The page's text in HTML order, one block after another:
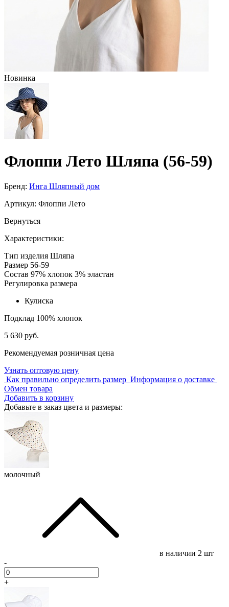
Новинка
Флоппи Лето Шляпа (56-59)
Бренд: Инга Шляпный дом
Артикул: Флоппи Лето
Вернуться
Характеристики:
Тип изделия Шляпа
Размер 56-59
Состав 97% хлопок 3% эластан
Регулировка размера
Кулиска
Подклад 100% хлопок
5 630 руб.
Рекомендуемая розничная цена
Узнать оптовую цену
Как правильно определить размер Информация о доставке
Обмен товара
Добавить в корзину
Добавьте в заказ цвета и размеры:
молочный
в наличии 2 шт
-
+